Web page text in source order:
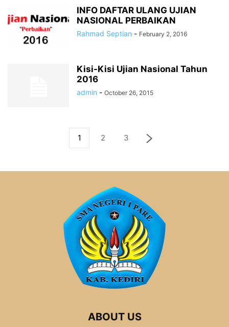
INFO DAFTAR ULANG UJIAN
NASIONAL PERBAIKAN
Rahmad Septian - February 2, 2016
Kisi-Kisi Ujian Nasional Tahun
2016
admin - October 26, 2015
1 2 3
ABOUT US